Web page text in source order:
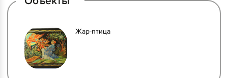
Жар-птица